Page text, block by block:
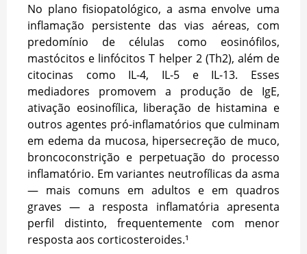
No plano fisiopatológico, a asma envolve uma
inflamação persistente das vias aéreas, com
predomínio de células como eosinófilos,
mastócitos e linfócitos T helper 2 (Th2), além de
citocinas como IL-4, IL-5 e IL-13. Esses
mediadores promovem a produção de IgE,
ativação eosinofílica, liberação de histamina e
outros agentes pró-inflamatórios que culminam
em edema da mucosa, hipersecreção de muco,
broncoconstrição e perpetuação do processo
inflamatório. Em variantes neutrofílicas da asma
— mais comuns em adultos e em quadros
graves — a resposta inflamatória apresenta
perfil distinto, frequentemente com menor
resposta aos corticosteroides.¹